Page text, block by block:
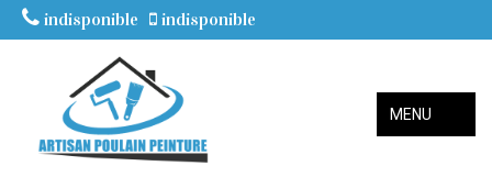
indisponible indisponible
MENU